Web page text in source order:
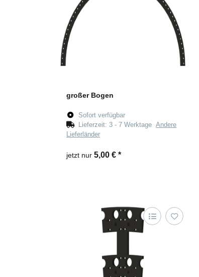
großer Bogen
Sofort verfügbar
Lieferzeit:3 - 7 WerktageAndere
Lieferländer
jetzt nur 5,00 € *